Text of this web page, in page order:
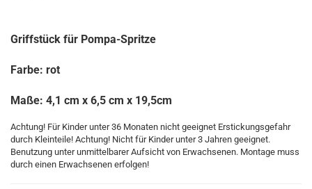
Griffstück für Pompa-Spritze
Farbe: rot
Maße: 4,1 cm x 6,5 cm x 19,5cm
Achtung! Für Kinder unter 36 Monaten nicht geeignet Erstickungsgefahr
durch Kleinteile! Achtung! Nicht für Kinder unter 3 Jahren geeignet.
Benutzung unter unmittelbarer Aufsicht von Erwachsenen. Montage muss
durch einen Erwachsenen erfolgen!